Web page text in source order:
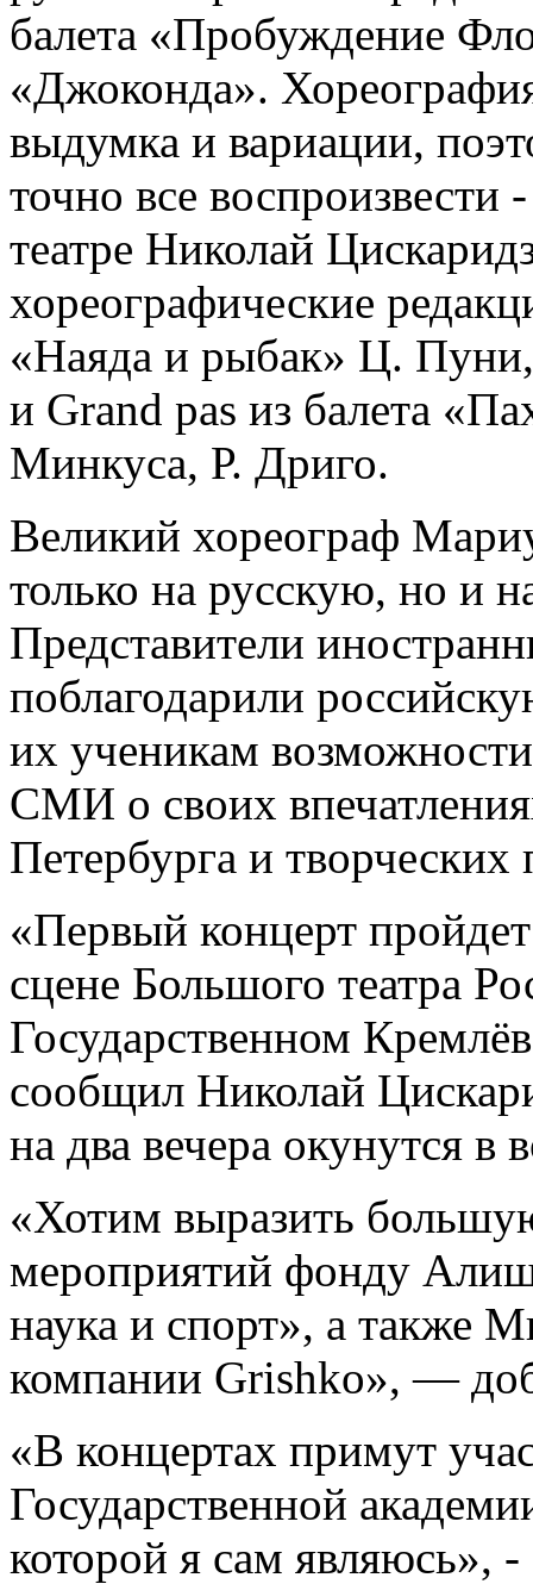
балета «Пробуждение
«Джоконда».
выдумка и вариации,
точно все воспроизвести
театре Николай
хореографические
«Наяда и рыбак» Ц.
и Grand pas из балета
Минкуса, Р. Дриго.
Великий хореограф
только на русскую, но и
Представители
поблагодарили
их ученикам
СМИ о своих
Петербурга и
«Первый концерт
сцене Большого театра
Государственном
сообщил Николай
на два вечера окунутся
«Хотим выразить
мероприятий фонду
наука и спорт», а также
компании Grishko», —
«В концертах примут
Государственной
которой я сам являюсь»,